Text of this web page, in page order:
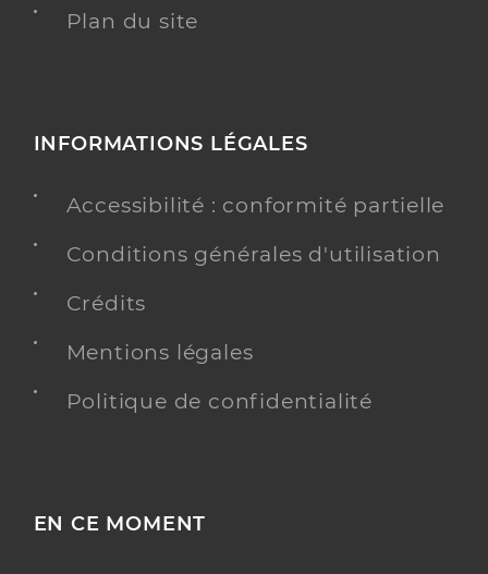
Plan du site
INFORMATIONS LÉGALES
Accessibilité : conformité partielle
Conditions générales d'utilisation
Crédits
Mentions légales
Politique de confidentialité
EN CE MOMENT